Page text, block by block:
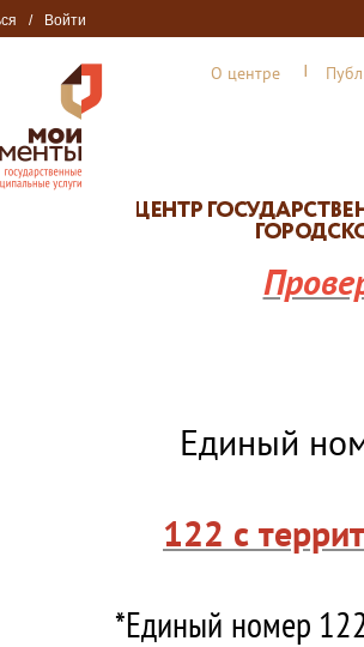
/ Войти
О центре
Единый
122 с
*Единый номер